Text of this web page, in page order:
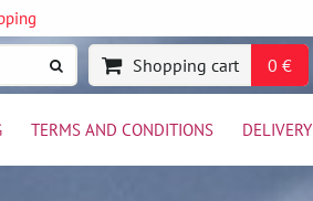
Shopping cart 0 €
TERMS AND CONDITIONS DELIVERY